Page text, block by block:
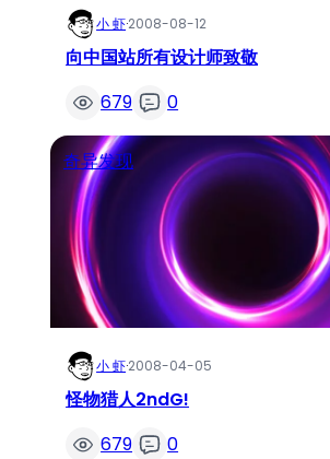
小 虾·2008-08-12
向中国站所有设计师致敬
679
0
奇异发现
小 虾·2008-04-05
怪物猎人2ndG!
679
0